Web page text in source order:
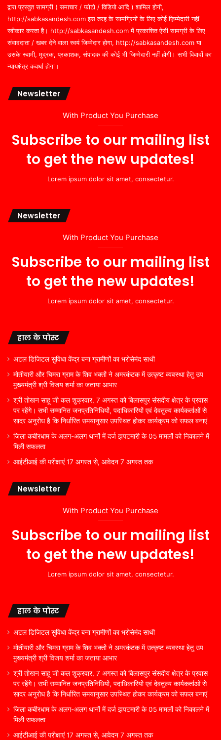
द्वारा प्रस्तुत सामग्री ( समाचार / फोटो / विडियो आदि ) शामिल होगी,
http://sabkasandesh.com इस तरह के सामग्रियों के लिए कोई ज़िम्मेदारी नहीं
स्वीकार करता है। http://sabkasandesh.com में प्रकाशित ऐसी सामग्री के लिए
संवाददाता / खबर देने वाला स्वयं जिम्मेदार होगा, http://sabkasandesh.com या
उसके स्वामी, मुद्रक, प्रकाशक, संपादक की कोई भी जिम्मेदारी नहीं होगी। सभी विवादों का
न्यायक्षेत्र कवर्धा होगा।
Newsletter
With Product You Purchase
Subscribe to our mailing list
to get the new updates!
Lorem ipsum dolor sit amet, consectetur.
Newsletter
With Product You Purchase
Subscribe to our mailing list
to get the new updates!
Lorem ipsum dolor sit amet, consectetur.
हाल के पोस्ट
अटल डिजिटल सुविधा केंद्र बना ग्रामीणों का भरोसेमंद साथी
मोतीयारी और चिमरा ग्राम के शिव भक्तों ने अमरकंटक में उत्कृष्ट व्यवस्था हेतु उप
मुख्यमंत्री श्री विजय शर्मा का जताया आभार
श्री तोखन साहू जी कल शुक्रवार, 7 अगस्त को बिलासपुर संसदीय क्षेत्र के प्रवास
पर रहेंगे। सभी सम्मानित जनप्रतिनिधियों, पदाधिकारियों एवं देवतुल्य कार्यकर्ताओं से
सादर अनुरोध है कि निर्धारित समयानुसार उपस्थित होकर कार्यक्रम को सफल बनाएं
जिला कबीरधाम के अलग-अलग थानों में दर्ज झपटमारी के 05 मामलों को निकालने में
मिली सफलता
आईटीआई की परीक्षाएं 17 अगस्त से, आवेदन 7 अगस्त तक
Newsletter
With Product You Purchase
Subscribe to our mailing list
to get the new updates!
Lorem ipsum dolor sit amet, consectetur.
हाल के पोस्ट
अटल डिजिटल सुविधा केंद्र बना ग्रामीणों का भरोसेमंद साथी
मोतीयारी और चिमरा ग्राम के शिव भक्तों ने अमरकंटक में उत्कृष्ट व्यवस्था हेतु उप
मुख्यमंत्री श्री विजय शर्मा का जताया आभार
श्री तोखन साहू जी कल शुक्रवार, 7 अगस्त को बिलासपुर संसदीय क्षेत्र के प्रवास
पर रहेंगे। सभी सम्मानित जनप्रतिनिधियों, पदाधिकारियों एवं देवतुल्य कार्यकर्ताओं से
सादर अनुरोध है कि निर्धारित समयानुसार उपस्थित होकर कार्यक्रम को सफल बनाएं
जिला कबीरधाम के अलग-अलग थानों में दर्ज झपटमारी के 05 मामलों को निकालने में
मिली सफलता
आईटीआई की परीक्षाएं 17 अगस्त से, आवेदन 7 अगस्त तक